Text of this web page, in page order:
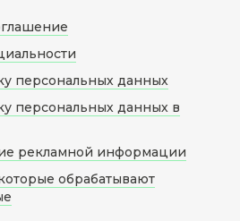
персональных данных
персональных данных в
рекламной информации
обрабатывают